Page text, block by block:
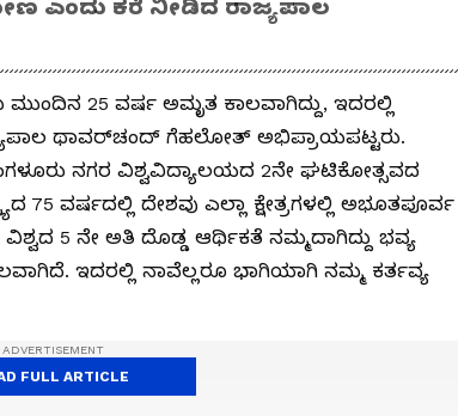
ಎಂದು ಕರೆ ನೀಡಿದ ರಾಜ್ಯಪಾಲ
25 ವರ್ಷ ಅಮೃತ ಕಾಲವಾಗಿದ್ದು, ಇದರಲ್ಲಿ
ಥಾವರ್‌ಚಂದ್‌ ಗೆಹಲೋತ್‌ ಅಭಿಪ್ರಾಯಪಟ್ಟರು.
ನಗರ ವಿಶ್ವವಿದ್ಯಾಲಯದ 2ನೇ ಘಟಿಕೋತ್ಸವದ
75 ವರ್ಷದಲ್ಲಿ ದೇಶವು ಎಲ್ಲಾ ಕ್ಷೇತ್ರಗಳಲ್ಲಿ ಅಭೂತಪೂರ್ವ
5 ನೇ ಅತಿ ದೊಡ್ಡ ಆರ್ಥಿಕತೆ ನಮ್ಮದಾಗಿದ್ದು ಭವ್ಯ
ಇದರಲ್ಲಿ ನಾವೆಲ್ಲರೂ ಭಾಗಿಯಾಗಿ ನಮ್ಮ ಕರ್ತವ್ಯ
FULL ARTICLE